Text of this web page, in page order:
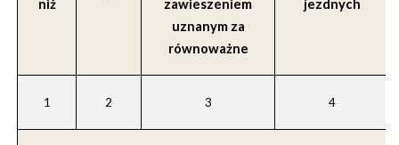
niż
zawieszeniem
uznanym za
równoważne
jezdnych
1 2 3 4